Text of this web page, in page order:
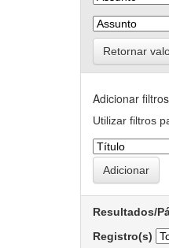
Retornar
Adicionar
Utilizar filtros
Resultados/
Registro(s)